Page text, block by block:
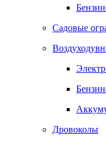
Садовые
Дровоколы